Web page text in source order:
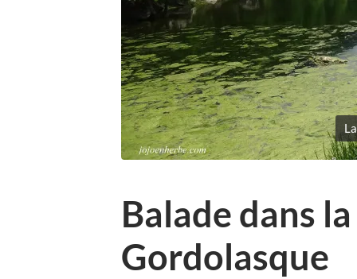
Balade dans
Gordolasque